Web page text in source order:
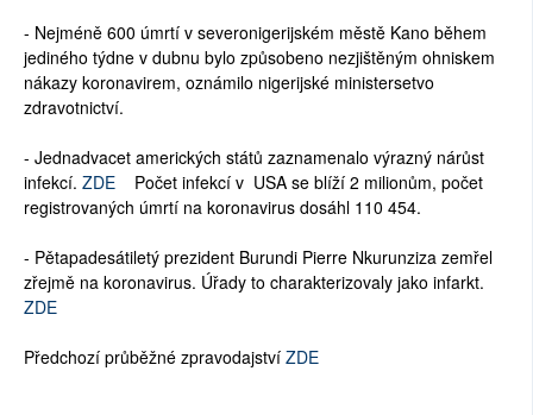
- Nejméně 600 úmrtí v severonigerijském městě Kano během
jediného týdne v dubnu bylo způsobeno nezjištěným ohniskem
nákazy koronavirem, oznámilo nigerijské ministersetvo
zdravotnictví.
- Jednadvacet amerických států zaznamenalo výrazný nárůst
infekcí. ZDE Počet infekcí v USA se blíží 2 milionům, počet
registrovaných úmrtí na koronavirus dosáhl 110 454.
- Pětapadesátiletý prezident Burundi Pierre Nkurunziza zemřel
zřejmě na koronavirus. Úřady to charakterizovaly jako infarkt.
ZDE
Předchozí průběžné zpravodajství ZDE